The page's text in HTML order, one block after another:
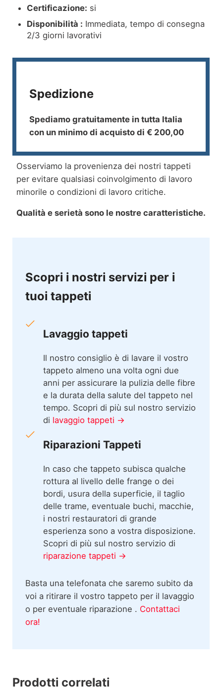
Certificazione: si
Disponibilità : Immediata, tempo di consegna
2/3 giorni lavorativi
Spedizione
Spediamo gratuitamente in tutta Italia
con un minimo di acquisto di € 200,00
Osserviamo la provenienza dei nostri tappeti
per evitare qualsiasi coinvolgimento di lavoro
minorile o condizioni di lavoro critiche.
Qualità e serietà sono le nostre caratteristiche.
Scopri i nostri servizi per i
tuoi tappeti
Lavaggio tappeti
Il nostro consiglio è di lavare il vostro
tappeto almeno una volta ogni due
anni per assicurare la pulizia delle fibre
e la durata della salute del tappeto nel
tempo. Scopri di più sul nostro servizio
di lavaggio tappeti →
Riparazioni Tappeti
In caso che tappeto subisca qualche
rottura al livello delle frange o dei
bordi, usura della superficie, il taglio
delle trame, eventuale buchi, macchie,
i nostri restauratori di grande
esperienza sono a vostra disposizione.
Scopri di più sul nostro servizio di
riparazione tappeti →
Basta una telefonata che saremo subito da
voi a ritirare il vostro tappeto per il lavaggio
o per eventuale riparazione . Contattaci
ora!
Prodotti correlati